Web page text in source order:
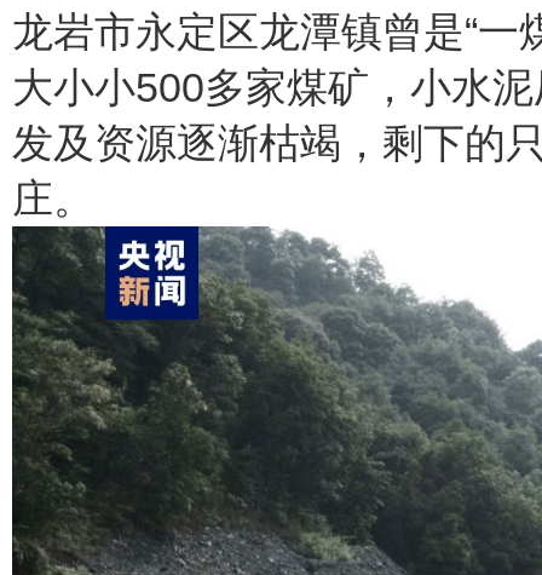
龙岩市永定区龙潭镇曾是“一
大小小500多家煤矿，小水
发及资源逐渐枯竭，剩下的
庄。